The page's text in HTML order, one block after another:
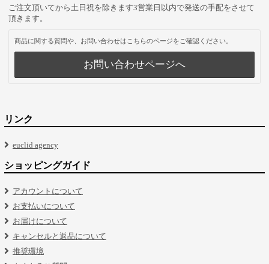
ご注文頂いてから土日祝を除きます3営業日以内で発送の手配をさせて
頂きます。
商品に関する質問や、お問い合わせはこちらのページをご確認ください。
お問い合わせページへ
リンク
euclid agency
ショッピングガイド
アカウントについて
お支払いについて
お届けについて
キャンセルと返品について
推奨環境